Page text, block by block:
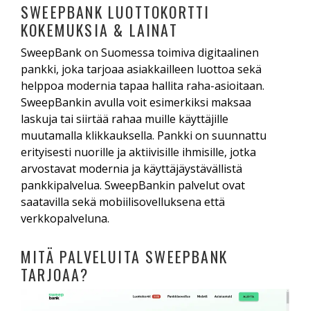
SWEEPBANK LUOTTOKORTTI
KOKEMUKSIA & LAINAT
SweepBank on Suomessa toimiva digitaalinen
pankki, joka tarjoaa asiakkailleen luottoa sekä
helppoa modernia tapaa hallita raha-asioitaan.
SweepBankin avulla voit esimerkiksi maksaa
laskuja tai siirtää rahaa muille käyttäjille
muutamalla klikkauksella. Pankki on suunnattu
erityisesti nuorille ja aktiivisille ihmisille, jotka
arvostavat modernia ja käyttäjäystävällistä
pankkipalvelua. SweepBankin palvelut ovat
saatavilla sekä mobiilisovelluksena että
verkkopalveluna.
MITÄ PALVELUITA SWEEPBANK
TARJOAA?